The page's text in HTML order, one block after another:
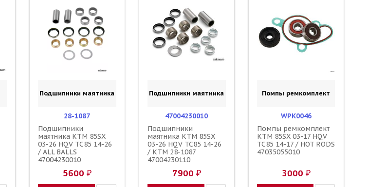
Подшипники маятника
28-1087
Подшипники
маятника KTM 85SX
03-26 HQV TC85 14-26
/ ALL BALLS
47004230010
5600 ₽
Подшипники маятника
47004230010
Подшипники
маятника KTM 85SX
03-26 HQV TC85 14-26
/ KTM 28-1087
47004230110
7900 ₽
Помпы ремкомплект
WPK0046
Помпы ремкомплект
KTM 85SX 03-17 HQV
TC85 14-17 / HOT RODS
47035055010
3000 ₽